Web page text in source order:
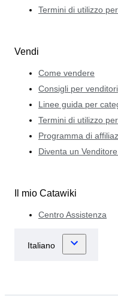
Termini di utilizzo
Vendi
Come vendere
Consigli per venditori
Linee guida per
Termini di utilizzo
Programma di
Diventa un
Il mio Catawiki
Centro Assistenza